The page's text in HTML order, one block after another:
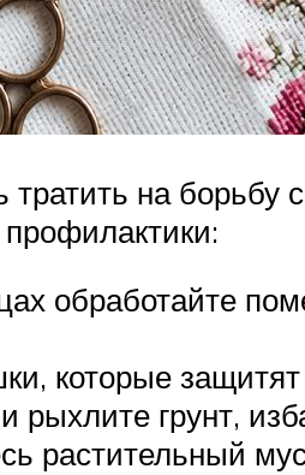
на борьбу
обработайте
которые защитят
грунт,
растительный